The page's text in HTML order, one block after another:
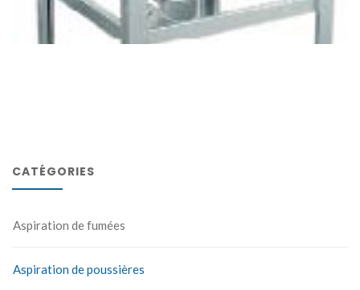
CATÉGORIES
Aspiration de fumées
Aspiration de poussières